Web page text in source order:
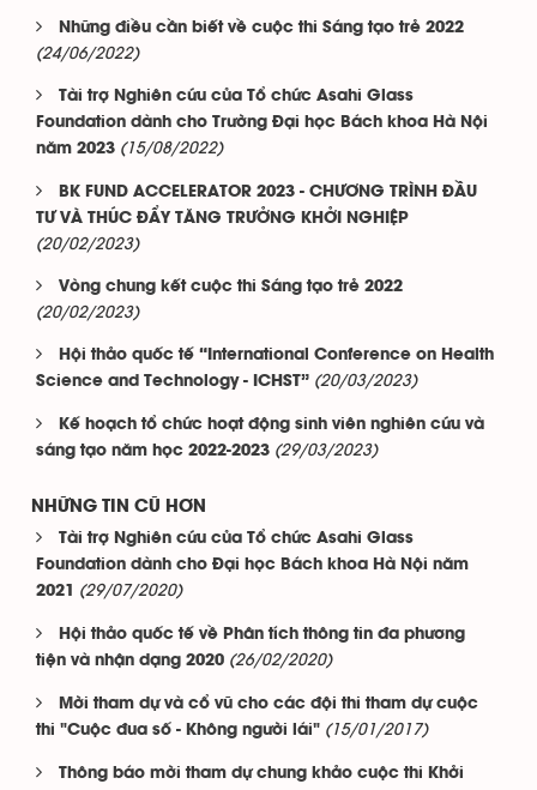
Những điều cần biết về cuộc thi Sáng tạo trẻ 2022
(24/06/2022)
Tài trợ Nghiên cứu của Tổ chức Asahi Glass
Foundation dành cho Trường Đại học Bách khoa Hà Nội
năm 2023 (15/08/2022)
BK FUND ACCELERATOR 2023 - CHƯƠNG TRÌNH ĐẦU
TƯ VÀ THÚC ĐẨY TĂNG TRƯỞNG KHỞI NGHIỆP
(20/02/2023)
Vòng chung kết cuộc thi Sáng tạo trẻ 2022
(20/02/2023)
Hội thảo quốc tế “International Conference on Health
Science and Technology - ICHST” (20/03/2023)
Kế hoạch tổ chức hoạt động sinh viên nghiên cứu và
sáng tạo năm học 2022-2023 (29/03/2023)
NHỮNG TIN CŨ HƠN
Tài trợ Nghiên cứu của Tổ chức Asahi Glass
Foundation dành cho Đại học Bách khoa Hà Nội năm
2021
(29/07/2020)
Hội thảo quốc tế về Phân tích thông tin đa phương
tiện và nhận dạng 2020 (26/02/2020)
Mời tham dự và cổ vũ cho các đội thi tham dự cuộc
thi "Cuộc đua số - Không người lái" (15/01/2017)
Thông báo mời tham dự chung khảo cuộc thi Khởi